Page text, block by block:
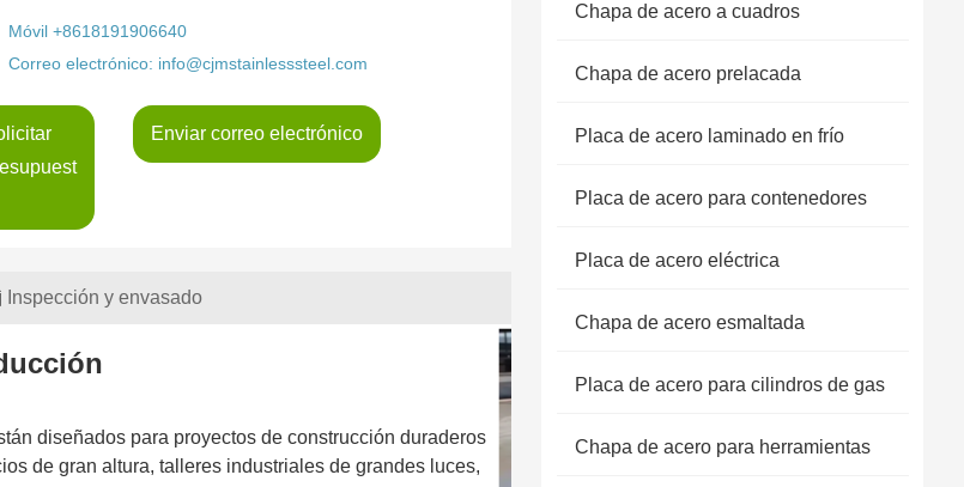
Móvil +8618191906640
Correo electrónico: info@cjmstainlesssteel.com
Enviar correo electrónico
Inspección y envasado
diseñados para proyectos de construcción duraderos
de gran altura, talleres industriales de grandes luces,
Chapa de acero a cuadros
Chapa de acero prelacada
Placa de acero laminado en frío
Placa de acero para contenedores
Placa de acero eléctrica
Chapa de acero esmaltada
Placa de acero para cilindros de gas
Chapa de acero para herramientas